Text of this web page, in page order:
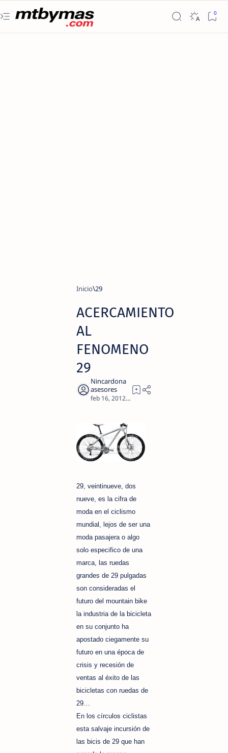
Inicio 29
ACERCAMIENTO
AL
FENOMENO
29
29, veintinueve, dos
nueve, es la cifra de
moda en el ciclismo
mundial, lejos de ser una
moda pasajera o algo
solo especifico de una
marca, las ruedas
grandes de 29 pulgadas
son consideradas el
futuro del mountain bike
la industria de la bicicleta
en su conjunto ha
apostado ciegamente su
futuro en una época de
crisis y recesión de
ventas al éxito de las
bicicletas con ruedas de
29…
En los círculos ciclistas
esta salvaje incursión de
las bicis de 29 que han